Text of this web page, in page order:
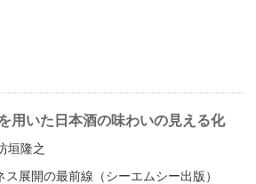
用いた日本酒の味わいの見える化
垣隆之
展開の最前線（シーエムシー出版）